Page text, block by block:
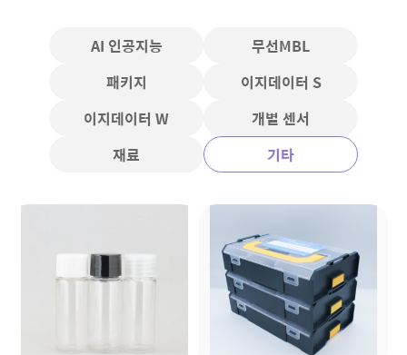
AI 인공지능
무선MBL
패키지
이지데이터 S
이지데이터 W
개별 센서
재료
기타